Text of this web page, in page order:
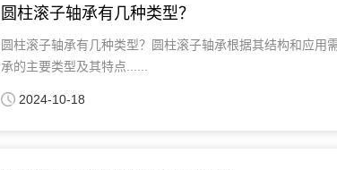
圆柱滚子轴承有几种类型？
圆柱滚子轴承有几种类型？圆柱滚子轴承根据其结构和应
承的主要类型及其特点......
2024-10-18